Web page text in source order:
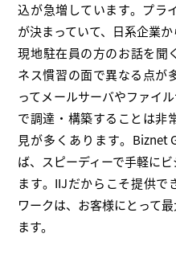
込が急増しています。プラ
が決まっていて、日系企業
現地駐在員の方のお話を聞
ネス慣習の面で異なる点が
ってメールサーバやファイ
で調達・構築することは非
見が多くあります。Biznet
ば、スピーディーで手軽に
ます。IIJだからこそ提供で
ワークは、お客様にとって
ます。